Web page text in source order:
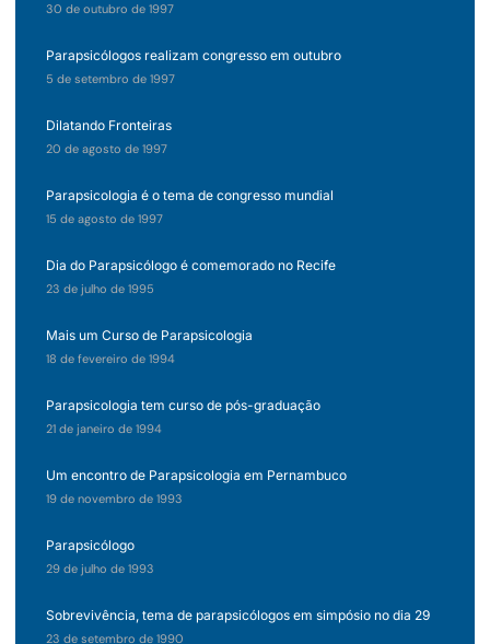
30 de outubro de 1997
Parapsicólogos realizam congresso em outubro
5 de setembro de 1997
Dilatando Fronteiras
20 de agosto de 1997
Parapsicologia é o tema de congresso mundial
15 de agosto de 1997
Dia do Parapsicólogo é comemorado no Recife
23 de julho de 1995
Mais um Curso de Parapsicologia
18 de fevereiro de 1994
Parapsicologia tem curso de pós-graduação
21 de janeiro de 1994
Um encontro de Parapsicologia em Pernambuco
19 de novembro de 1993
Parapsicólogo
29 de julho de 1993
Sobrevivência, tema de parapsicólogos em simpósio no dia 29
23 de setembro de 1990